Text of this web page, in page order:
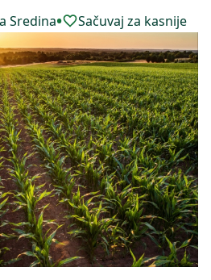
Sredina• Sačuvaj za kasnije